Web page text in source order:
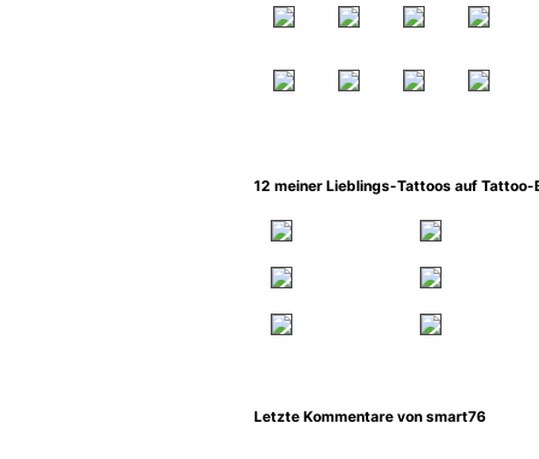
12 meiner Lieblings-Tattoos auf
Letzte Kommentare von smart76